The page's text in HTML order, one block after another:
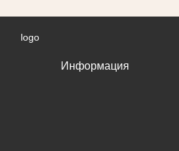
Информация